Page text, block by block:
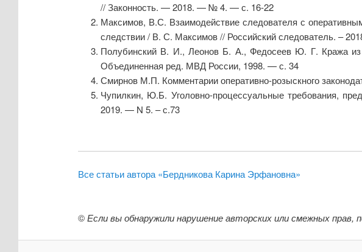
// Законность. — 2018. — № 4. — с. 16-22
Максимов, В.С. Взаимодействие следователя с
следствии / В. С. Максимов // Российский следователь. –
Полубинский В. И., Леонов Б. А., Федосеев Ю. Г. Кража из
Объединенная ред. МВД России, 1998. — с. 34
Смирнов М.П. Комментарии оперативно-розыскного
Чупилкин, Ю.Б. Уголовно-процессуальные требования,
2019. — N 5. – с.73
Все статьи автора «Бердникова Карина Эрфановна»
©Если вы обнаружили нарушение авторских или смежных